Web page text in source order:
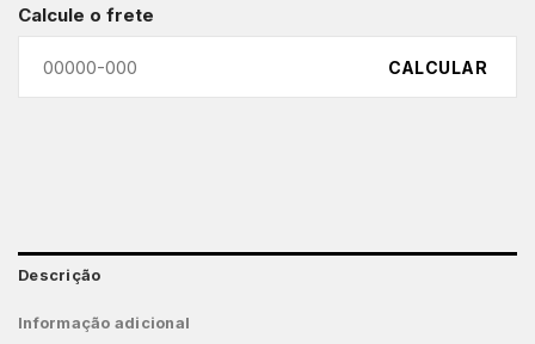
Calcule o frete
CALCULAR
Descrição
Informação adicional